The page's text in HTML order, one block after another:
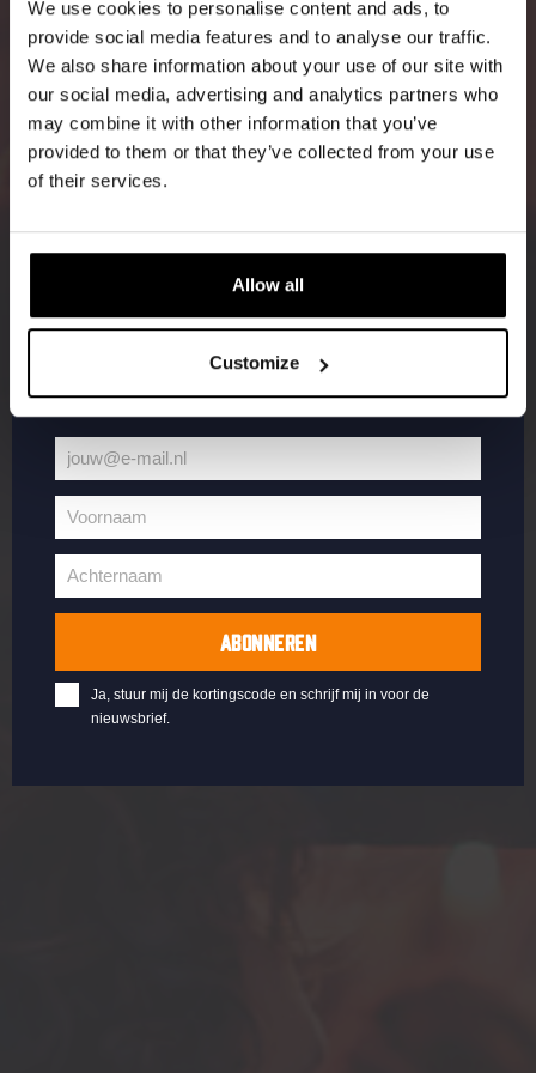
We use cookies to personalise content and ads, to
provide social media features and to analyse our traffic.
We also share information about your use of our site with
our social media, advertising and analytics partners who
may combine it with other information that you’ve
provided to them or that they’ve collected from your use
of their services.
Allow all
Customize
Word lid van de Kompaan-community en schrijf
je in voor onze nieuwsbrief.
Ontvang een persoonlijke eenmalige
eerste over onze nieuwe bieren,
Vul hieronder jouw e-mailadres in om uw
Jouw
e-
jouw@e-mail.nl
Voornaam
Voornaam
Achternaam
Achternaam
ABONNEREN
Ja, stuur mij de kortingscode en schrijf mij in voor de
nieuwsbrief.